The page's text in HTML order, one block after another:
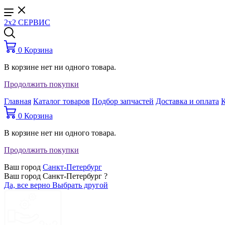
2x2 СЕРВИС
0 Корзина
В корзине нет ни одного товара.
Продолжить покупки
Главная Каталог товаров Подбор запчастей Доставка и оплата
0 Корзина
В корзине нет ни одного товара.
Продолжить покупки
Ваш город Санкт-Петербург
Ваш город Санкт-Петербург ?
Да, все верно Выбрать другой